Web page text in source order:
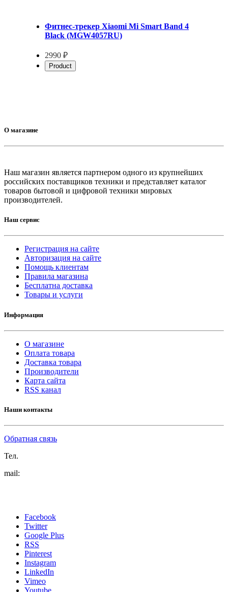
Фитнес-трекер Xiaomi Mi Smart Band 4
Black (MGW4057RU)
2990 ₽
Product
О магазине
Наш магазин является партнером одного из крупнейших
российских поставщиков техники и представляет каталог
товаров бытовой и цифровой техники мировых
производителей.
Наш сервис
Регистрация на сайте
Авторизация на сайте
Помощь клиентам
Правила магазина
Бесплатна доставка
Товары и услуги
Информация
О магазине
Оплата товара
Доставка товара
Производители
Карта сайта
RSS канал
Наши контакты
Обратная связь
Тел.
mail:
Facebook
Twitter
Google Plus
RSS
Pinterest
Instagram
LinkedIn
Vimeo